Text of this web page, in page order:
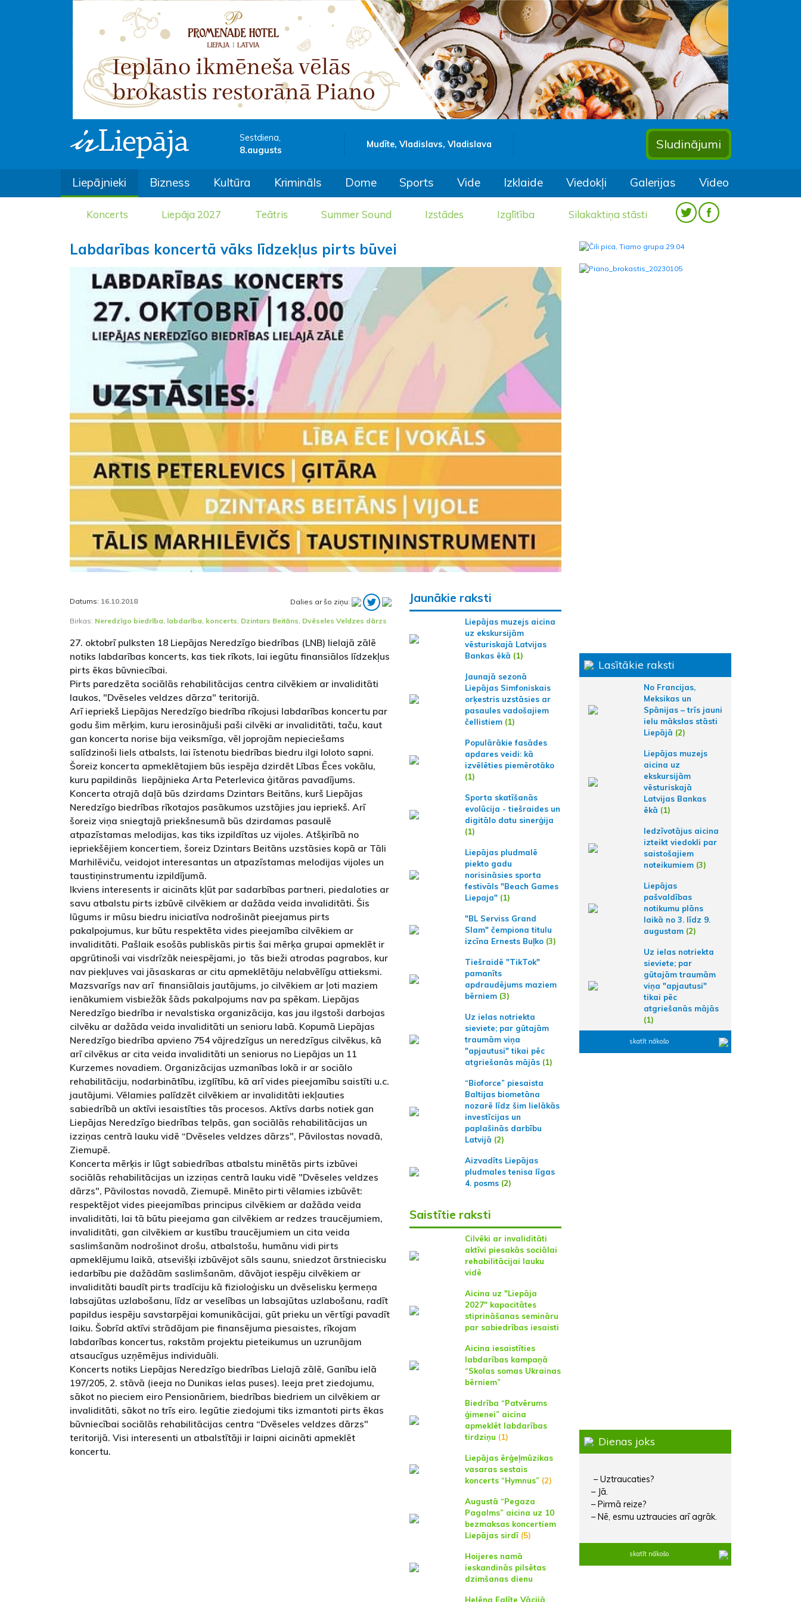
Sestdiena,
8.augusts
Mudīte, Vladislavs, Vladislava Sludinājumi
Liepājnieki Bizness Kultūra Krimināls Dome Sports Vide Izklaide Viedokļi Galerijas Video
Koncerts Liepāja 2027 Teātris Summer Sound Izstādes Izglītība Silakaktiņa stāsti
Labdarības koncertā vāks līdzekļus pirts būvei
Datums: 16.10.2018 Dalies ar šo ziņu:
Birkas: Neredzīgo biedrība labdarība koncerts Dzintars Beitāns Dvēseles Veldzes dārzs
27. oktobrī pulksten 18 Liepājas Neredzīgo biedrības (LNB) lielajā zālē
notiks labdarības koncerts, kas tiek rīkots, lai iegūtu finansiālos līdzekļus
pirts ēkas būvniecībai.
Pirts paredzēta sociālās rehabilitācijas centra cilvēkiem ar invaliditāti
laukos, "Dvēseles veldzes dārza" teritorijā.
Arī iepriekš Liepājas Neredzīgo biedrība rīkojusi labdarības koncertu par
godu šim mērķim, kuru ierosinājuši paši cilvēki ar invaliditāti, taču, kaut
gan koncerta norise bija veiksmīga, vēl joprojām nepieciešams
salīdzinoši liels atbalsts, lai īstenotu biedrības biedru ilgi loloto sapni.
Šoreiz koncerta apmeklētajiem būs iespēja dzirdēt Lības Ēces vokālu,
kuru papildinās liepājnieka Arta Peterlevica ģitāras pavadījums.
Koncerta otrajā daļā būs dzirdams Dzintars Beitāns, kurš Liepājas
Neredzīgo biedrības rīkotajos pasākumos uzstājies jau iepriekš. Arī
šoreiz viņa sniegtajā priekšnesumā būs dzirdamas pasaulē
atpazīstamas melodijas, kas tiks izpildītas uz vijoles. Atšķirībā no
iepriekšējiem koncertiem, šoreiz Dzintars Beitāns uzstāsies kopā ar Tāli
Marhilēviču, veidojot interesantas un atpazīstamas melodijas vijoles un
taustiņinstrumentu izpildījumā.
Ikviens interesents ir aicināts kļūt par sadarbības partneri, piedaloties ar
savu atbalstu pirts izbūvē cilvēkiem ar dažāda veida invaliditāti. Šis
lūgums ir mūsu biedru iniciatīva nodrošināt pieejamus pirts
pakalpojumus, kur būtu respektēta vides pieejamība cilvēkiem ar
invaliditāti. Pašlaik esošās publiskās pirtis šai mērķa grupai apmeklēt ir
apgrūtinoši vai visdrīzāk neiespējami, jo tās bieži atrodas pagrabos, kur
nav piekļuves vai jāsaskaras ar citu apmeklētāju nelabvēlīgu attieksmi.
Mazsvarīgs nav arī finansiālais jautājums, jo cilvēkiem ar ļoti maziem
ienākumiem visbiežāk šāds pakalpojums nav pa spēkam. Liepājas
Neredzīgo biedrība ir nevalstiska organizācija, kas jau ilgstoši darbojas
cilvēku ar dažāda veida invaliditāti un senioru labā. Kopumā Liepājas
Neredzīgo biedrība apvieno 754 vājredzīgus un neredzīgus cilvēkus, kā
arī cilvēkus ar cita veida invaliditāti un seniorus no Liepājas un 11
Kurzemes novadiem. Organizācijas uzmanības lokā ir ar sociālo
rehabilitāciju, nodarbinātību, izglītību, kā arī vides pieejamību saistīti u.c.
jautājumi. Vēlamies palīdzēt cilvēkiem ar invaliditāti iekļauties
sabiedrībā un aktīvi iesaistīties tās procesos. Aktīvs darbs notiek gan
Liepājas Neredzīgo biedrības telpās, gan sociālās rehabilitācijas un
izziņas centrā lauku vidē “Dvēseles veldzes dārzs", Pāvilostas novadā,
Ziemupē.
Koncerta mērķis ir lūgt sabiedrības atbalstu minētās pirts izbūvei
sociālās rehabilitācijas un izziņas centrā lauku vidē "Dvēseles veldzes
dārzs", Pāvilostas novadā, Ziemupē. Minēto pirti vēlamies izbūvēt:
respektējot vides pieejamības principus cilvēkiem ar dažāda veida
invaliditāti, lai tā būtu pieejama gan cilvēkiem ar redzes traucējumiem,
invaliditāti, gan cilvēkiem ar kustību traucējumiem un cita veida
saslimšanām nodrošinot drošu, atbalstošu, humānu vidi pirts
apmeklējumu laikā, atsevišķi izbūvējot sāls saunu, sniedzot ārstniecisku
iedarbību pie dažādām saslimšanām, dāvājot iespēju cilvēkiem ar
invaliditāti baudīt pirts tradīciju kā fizioloģisku un dvēselisku ķermeņa
labsajūtas uzlabošanu, līdz ar veselības un labsajūtas uzlabošanu, radīt
papildus iespēju savstarpējai komunikācijai, gūt prieku un vērtīgi pavadīt
laiku. Šobrīd aktīvi strādājam pie finansējuma piesaistes, rīkojam
labdarības koncertus, rakstām projektu pieteikumus un uzrunājam
atsaucīgus uzņēmējus individuāli.
Koncerts notiks Liepājas Neredzīgo biedrības Lielajā zālē, Ganību ielā
197/205, 2. stāvā (ieeja no Dunikas ielas puses). Ieeja pret ziedojumu,
sākot no pieciem eiro Pensionāriem, biedrības biedriem un cilvēkiem ar
invaliditāti, sākot no trīs eiro. Iegūtie ziedojumi tiks izmantoti pirts ēkas
būvniecībai sociālās rehabilitācijas centra “Dvēseles veldzes dārzs"
teritorijā. Visi interesenti un atbalstītāji ir laipni aicināti apmeklēt
koncertu.
Jaunākie raksti
Liepājas muzejs aicina
uz ekskursijām
vēsturiskajā Latvijas
Bankas ēkā (1)
Jaunajā sezonā
Liepājas Simfoniskais
orķestris uzstāsies ar
pasaules vadošajiem
čellistiem(1)
Populārākie fasādes
apdares veidi: kā
izvēlēties piemērotāko
(1)
Sporta skatīšanās
evolūcija - tiešraides un
digitālo datu sinerģija
(1)
Liepājas pludmalē
piekto gadu
norisināsies sporta
festivāls "Beach Games
Liepaja"(1)
"BL Serviss Grand
Slam" čempiona titulu
izcīna Ernests Buļko(3)
Tiešraidē "TikTok"
pamanīts
apdraudējums maziem
bērniem(3)
Uz ielas notriekta
sieviete; par gūtajām
traumām viņa
"apjautusi" tikai pēc
atgriešanās mājās(1)
“Bioforce” piesaista
Baltijas biometāna
nozarē līdz šim lielākās
investīcijas un
paplašinās darbību
Latvijā (2)
Aizvadīts Liepājas
pludmales tenisa līgas
4. posms(2)
Saistītie raksti
Cilvēki ar invaliditāti
aktīvi piesakās sociālai
rehabilitācijai lauku
vidē
Aicina uz "Liepāja
2027" kapacitātes
stiprināšanas semināru
par sabiedrības iesaisti
Aicina iesaistīties
labdarības kampaņā
“Skolas somas Ukrainas
bērniem”
Biedrība “Patvērums
ģimenei” aicina
apmeklēt labdarības
tirdziņu (1)
Liepājas ērģeļmūzikas
vasaras sestais
koncerts “Hymnus” (2)
Augustā “Pegaza
Pagalms” aicina uz 10
bezmaksas koncertiem
Liepājas sirdī(5)
Hoijeres namā
ieskandinās pilsētas
dzimšanas dienu
Helēna Eglīte Vācijā
Lasītākie raksti
No Francijas,
Meksikas un
Spānijas – trīs jauni
ielu mākslas stāsti
Liepājā (2)
Liepājas muzejs
aicina uz
ekskursijām
vēsturiskajā
Latvijas Bankas
ēkā (1)
Iedzīvotājus aicina
izteikt viedokli par
saistošajiem
noteikumiem (3)
Liepājas
pašvaldības
notikumu plāns
laikā no 3. līdz 9.
augustam (2)
Uz ielas notriekta
sieviete; par
gūtajām traumām
viņa "apjautusi"
tikai pēc
atgriešanās mājās
(1)
skatīt nākošo
Dienas joks
– Uztraucaties?
– Jā.
– Pirmā reize?
– Nē, esmu uztraucies arī agrāk.
skatīt nākošo